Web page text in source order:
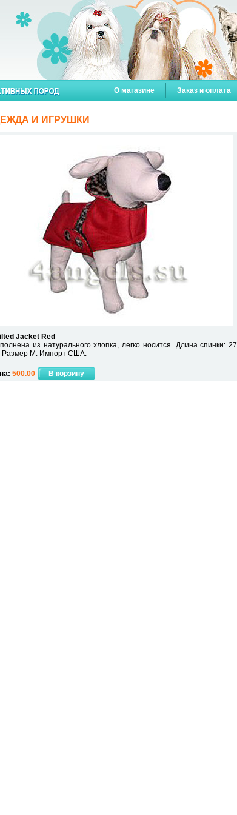
О магазине Заказ и оплата
И ИГРУШКИ
Jacket Red
из натурального хлопка, легко носится. Длина спинки: 27
Размер M. Импорт США.
500.00